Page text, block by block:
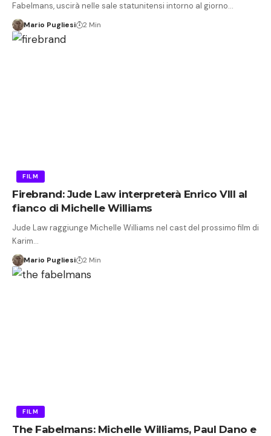
Fabelmans, uscirà nelle sale statunitensi intorno al giorno…
Mario Pugliesi 2 Min
FILM
Firebrand: Jude Law interpreterà Enrico VIII al
fianco di Michelle Williams
Jude Law raggiunge Michelle Williams nel cast del prossimo film di
Karim…
Mario Pugliesi 2 Min
FILM
The Fabelmans: Michelle Williams, Paul Dano e